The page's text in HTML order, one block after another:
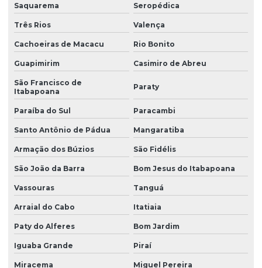
Instalação de piso modular para quadra
Instalação piso modular para quadra poliesportiva
Instalação quadra de areia
Manutenção grama artificial
Manutenção grama sintética
Manutenção quadra areia
Manutenção de quadras esportivas
Manutenção de quadras poliesportivas
Onde comprar piso de borracha
Saquarema Seropédica
Três Rios Valença
Cachoeiras de Macacu Rio Bonito
Guapimirim Casimiro de Abreu
São Francisco de
Itabapoana
Paraty
Paraíba do Sul Paracambi
Santo Antônio de Pádua Mangaratiba
Armação dos Búzios São Fidélis
São João da Barra Bom Jesus do Itabapoana
Vassouras Tanguá
Arraial do Cabo Itatiaia
Paty do Alferes Bom Jardim
Iguaba Grande Piraí
Miracema Miguel Pereira